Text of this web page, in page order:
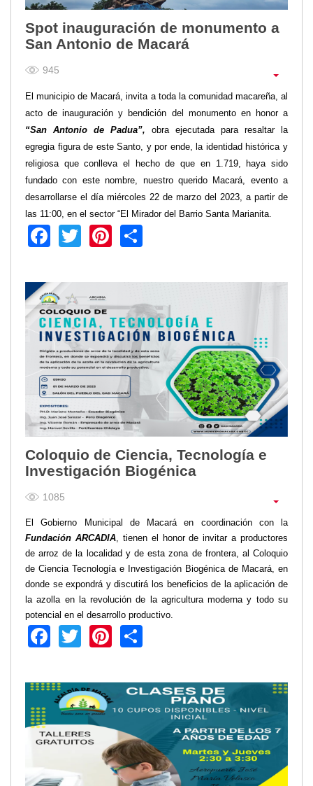
Spot inauguración de monumento a
San Antonio de Macará
945
El municipio de Macará, invita a toda la comunidad macareña, al
acto de inauguración y bendición del monumento en honor a
“San Antonio de Padua”, obra ejecutada para resaltar la
egregia figura de este Santo, y por ende, la identidad histórica y
religiosa que conlleva el hecho de que en 1.719, haya sido
fundado con este nombre, nuestro querido Macará, evento a
desarrollarse el día miércoles 22 de marzo del 2023, a partir de
las 11:00, en el sector “El Mirador del Barrio Santa Marianita.
Facebook
TwitterPinterest
Coloquio de Ciencia, Tecnología e
Investigación Biogénica
1085
El Gobierno Municipal de Macará en coordinación con la
Fundación ARCADIA, tienen el honor de invitar a productores
de arroz de la localidad y de esta zona de frontera, al Coloquio
de Ciencia Tecnología e Investigación Biogénica de Macará, en
donde se expondrá y discutirá los beneficios de la aplicación de
la azolla en la revolución de la agricultura moderna y todo su
potencial en el desarrollo productivo.
Facebook
TwitterPinterest